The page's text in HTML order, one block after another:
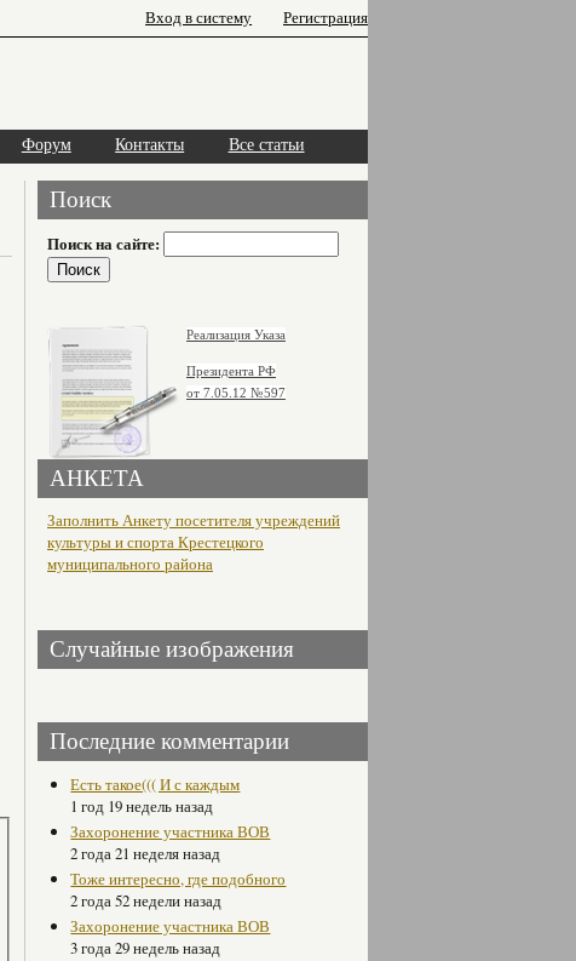
Вход в систему Регистрация
Форум Контакты Все статьи
Поиск
Поиск на сайте:
Реализация Указа
Президента РФ
от 7.05.12 №597
АНКЕТА
Заполнить Анкету посетителя учреждений
культуры и спорта Крестецкого
муниципального района
Случайные изображения
Последние комментарии
Есть такое((( И с каждым
1 год 19 недель назад
Захоронение участника ВОВ
2 года 21 неделя назад
Тоже интересно, где подобного
2 года 52 недели назад
Захоронение участника ВОВ
3 года 29 недель назад